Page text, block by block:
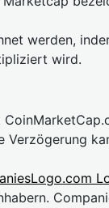
werden,
wird.